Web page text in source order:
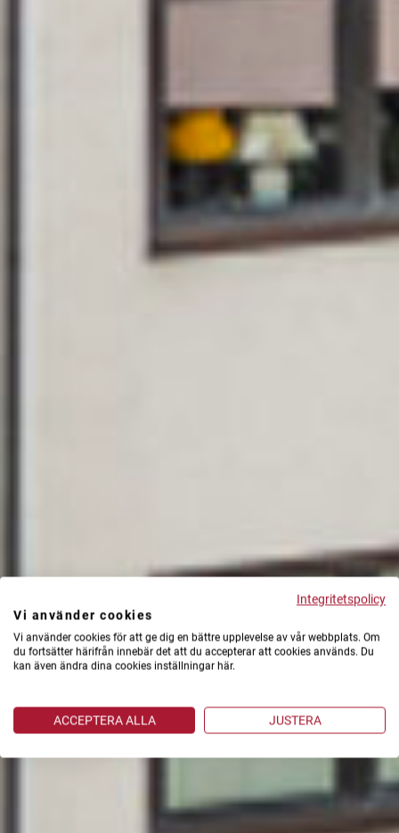
Integritetspolicy
Vi använder cookies
Vi använder cookies för att ge dig en bättre upplevelse av vår webbplats. Om
du fortsätter härifrån innebär det att du accepterar att cookies används. Du
kan även ändra dina cookies inställningar här.
ACCEPTERA ALLA JUSTERA